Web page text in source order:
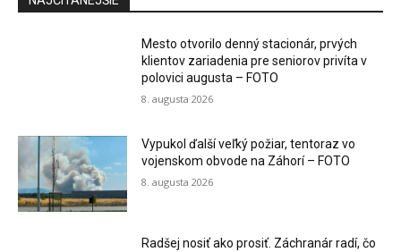
Mesto otvorilo denný stacionár, prvých
klientov zariadenia pre seniorov privíta v
polovici augusta – FOTO
8. augusta 2026
Vypukol ďalší veľký požiar, tentoraz vo
vojenskom obvode na Záhorí – FOTO
8. augusta 2026
Radšej nosiť ako prosiť. Záchranár radí, čo